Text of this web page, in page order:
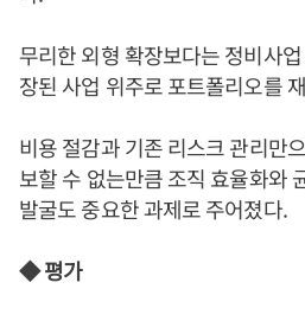
무리한 외형 확장보다는 정비사
장된 사업 위주로 포트폴리오를
비용 절감과 기존 리스크 관리만
보할 수 없는만큼 조직 효율화와
발굴도 중요한 과제로 주어졌다.
◆ 평가